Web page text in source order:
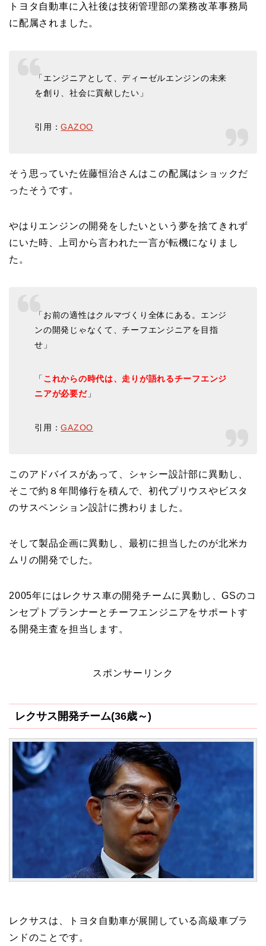
トヨタ自動車に入社後は技術管理部の業務改革事務局
に配属されました。
「エンジニアとして、ディーゼルエンジンの未来
を創り、社会に貢献したい」
引用：GAZOO
そう思っていた佐藤恒治さんはこの配属はショックだ
ったそうです。
やはりエンジンの開発をしたいという夢を捨てきれず
にいた時、上司から言われた一言が転機になりまし
た。
「お前の適性はクルマづくり全体にある。 エンジ
ンの開発じゃなくて、チーフエンジニアを目指
せ 」
「 これからの時代は、走りが語れるチーフエンジ
ニアが必要だ」
引用：GAZOO
このアドバイスがあって、シャシー設計部に異動し、
そこで約８年間修行を積んで、初代プリウスやビスタ
のサスペンション設計に携わりました。
そして製品企画に異動し、最初に担当したのが北米カ
ムリの開発でした。
2005年にはレクサス車の開発チームに異動し、GSのコ
ンセプトプランナーとチーフエンジニアをサポートす
る開発主査を担当します。
スポンサーリンク
レクサス開発チーム(36歳～)
レクサスは、トヨタ自動車が展開している高級車ブラ
ンドのことです。